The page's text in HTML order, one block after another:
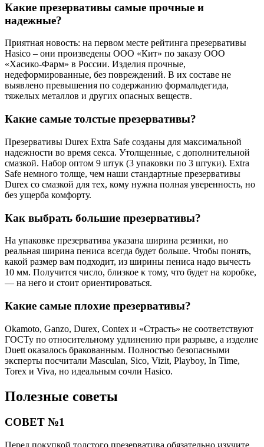
Какие презервативы самые прочные и
надежные?
Приятная новость: на первом месте рейтинга презервативы
Hasico – они произведены ООО «Кит» по заказу ООО
«Хасико-Фарм» в России. Изделия прочные,
недеформированные, без повреждений. В их составе не
выявлено превышения по содержанию формальдегида,
тяжелых металлов и других опасных веществ.
Какие самые толстые презервативы?
Презервативы Durex Extra Safe созданы для максимальной
надежности во время секса. Утолщенные, с дополнительной
смазкой. Набор оптом 9 штук (3 упаковки по 3 штуки). Extra
Safe немного толще, чем наши стандартные презервативы
Durex со смазкой для тех, кому нужна полная уверенность, но
без ущерба комфорту.
Как выбрать большие презервативы?
На упаковке презерватива указана ширина резинки, но
реальная ширина пениса всегда будет больше. Чтобы понять,
какой размер вам подходит, из ширины пениса надо вычесть
10 мм. Получится число, близкое к тому, что будет на коробке,
— на него и стоит ориентироваться.
Какие самые плохие презервативы?
Okamoto, Ganzo, Durex, Contex и «Страсть» не соответствуют
ГОСТу по относительному удлинению при разрыве, а изделие
Duett оказалось бракованным. Полностью безопасными
эксперты посчитали Masculan, Sico, Vizit, Playboy, In Time,
Torex и Viva, но идеальным сочли Hasico.
Полезные советы
СОВЕТ №1